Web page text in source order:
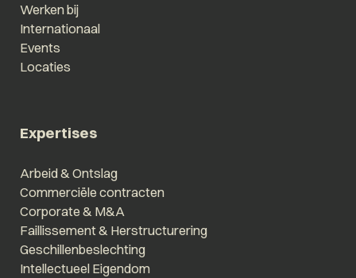
Werken bij
Internationaal
Events
Locaties
Expertises
Arbeid & Ontslag
Commerciële contracten
Corporate & M&A
Faillissement & Herstructurering
Geschillenbeslechting
Intellectueel Eigendom